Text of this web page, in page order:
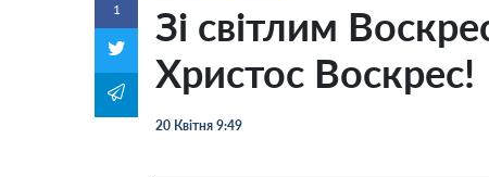
1
Зі світлим
Христос Воскрес!
20 Квітня 9:49